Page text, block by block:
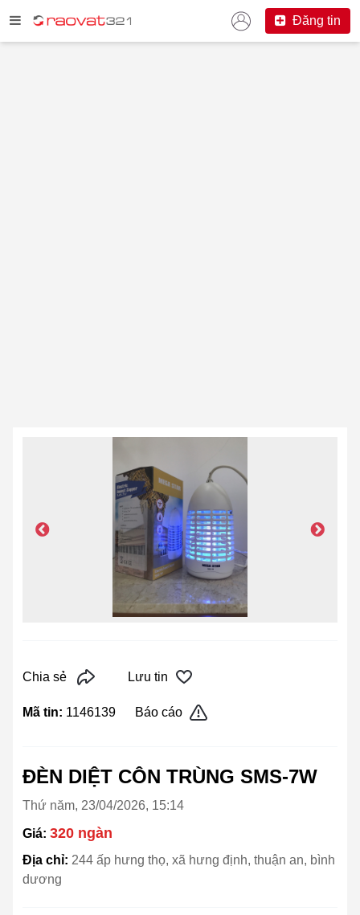
Đăng tin
Chia sẻ Lưu tin
Mã tin: 1146139 Báo cáo
ĐÈN DIỆT CÔN TRÙNG SMS-7W
Thứ năm, 23/04/2026, 15:14
Giá: 320 ngàn
Địa chỉ: 244 ấp hưng thọ, xã hưng định, thuận an, bình
dương